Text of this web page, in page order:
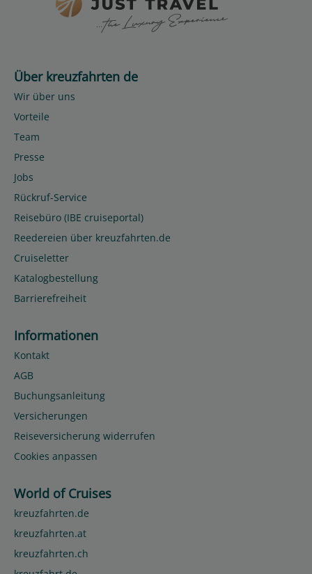
Über kreuzfahrten de
Wir über uns
Vorteile
Team
Presse
Jobs
Rückruf-Service
Reisebüro (IBE cruiseportal)
Reedereien über kreuzfahrten.de
Cruiseletter
Katalogbestellung
Barrierefreiheit
Informationen
Kontakt
AGB
Buchungsanleitung
Versicherungen
Reiseversicherung widerrufen
Cookies anpassen
World of Cruises
kreuzfahrten.de
kreuzfahrten.at
kreuzfahrten.ch